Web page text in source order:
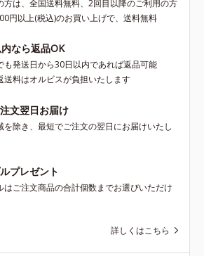
方は、全国送料無料、2回目以降のご利用の方
円以上(税込)のお買い上げで、送料無料
なら返品OK
も発送日から30日以内であれば返品可能
料はオルビスが負担いたします
文翌日お届け
を除き、最短でご注文の翌日にお届けいたし
プレゼント
はご注文商品の合計個数までお選びいただけ
詳しくはこちら